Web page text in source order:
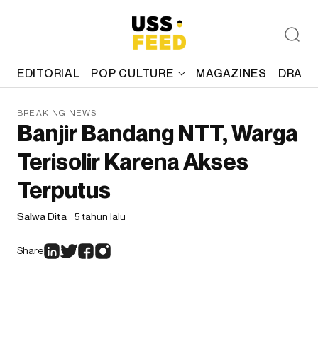
EDITORIAL POP CULTURE MAGAZINES
BREAKING NEWS
Banjir Bandang NTT, Warga
Terisolir Karena Akses
Terputus
Salwa Dita 5 tahun lalu
Share